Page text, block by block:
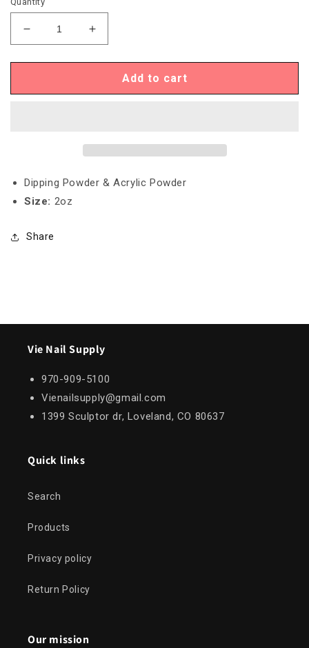
Decrease
quantity
for
Solid
Increase
quantity
for
Chisel
Solid
Add to cart
Dipping Powder & Acrylic Powder
Size: 2oz
Share
Vie Nail Supply
970-909-5100
Vienailsupply@gmail.com
1399 Sculptor dr, Loveland, CO 80637
Quick links
Search
Products
Privacy policy
Return Policy
Our mission